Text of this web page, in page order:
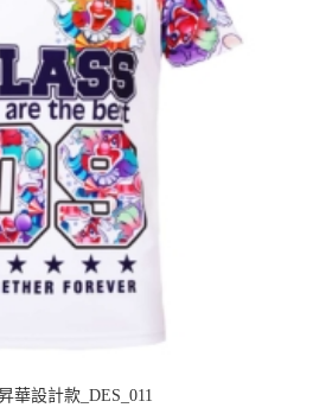
華設計款_DES_011